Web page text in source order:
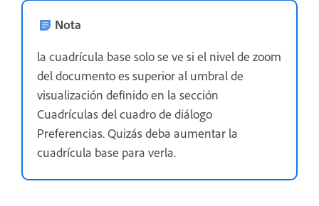
Nota
la cuadrícula base solo se ve si el nivel de zoom
del documento es superior al umbral de
visualización definido en la sección
Cuadrículas del cuadro de diálogo
Preferencias. Quizás deba aumentar la
cuadrícula base para verla.